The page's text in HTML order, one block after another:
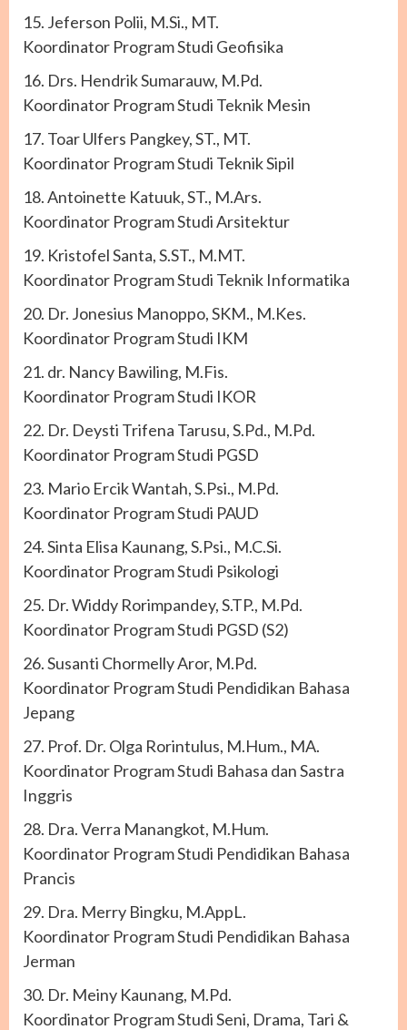
15. Jeferson Polii, M.Si., MT.
Koordinator Program Studi Geofisika
16. Drs. Hendrik Sumarauw, M.Pd.
Koordinator Program Studi Teknik Mesin
17. Toar Ulfers Pangkey, ST., MT.
Koordinator Program Studi Teknik Sipil
18. Antoinette Katuuk, ST., M.Ars.
Koordinator Program Studi Arsitektur
19. Kristofel Santa, S.ST., M.MT.
Koordinator Program Studi Teknik Informatika
20. Dr. Jonesius Manoppo, SKM., M.Kes.
Koordinator Program Studi IKM
21. dr. Nancy Bawiling, M.Fis.
Koordinator Program Studi IKOR
22. Dr. Deysti Trifena Tarusu, S.Pd., M.Pd.
Koordinator Program Studi PGSD
23. Mario Ercik Wantah, S.Psi., M.Pd.
Koordinator Program Studi PAUD
24. Sinta Elisa Kaunang, S.Psi., M.C.Si.
Koordinator Program Studi Psikologi
25. Dr. Widdy Rorimpandey, S.TP., M.Pd.
Koordinator Program Studi PGSD (S2)
26. Susanti Chormelly Aror, M.Pd.
Koordinator Program Studi Pendidikan Bahasa
Jepang
27. Prof. Dr. Olga Rorintulus, M.Hum., MA.
Koordinator Program Studi Bahasa dan Sastra
Inggris
28. Dra. Verra Manangkot, M.Hum.
Koordinator Program Studi Pendidikan Bahasa
Prancis
29. Dra. Merry Bingku, M.AppL.
Koordinator Program Studi Pendidikan Bahasa
Jerman
30. Dr. Meiny Kaunang, M.Pd.
Koordinator Program Studi Seni, Drama, Tari &